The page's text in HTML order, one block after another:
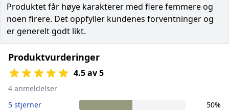
Produktet får høye karakterer med flere femmere og
noen firere. Det oppfyller kundenes forventninger og
er generelt godt likt.
Produktvurderinger
4.5 av 5
4 anmeldelser
5 stjerner
50%